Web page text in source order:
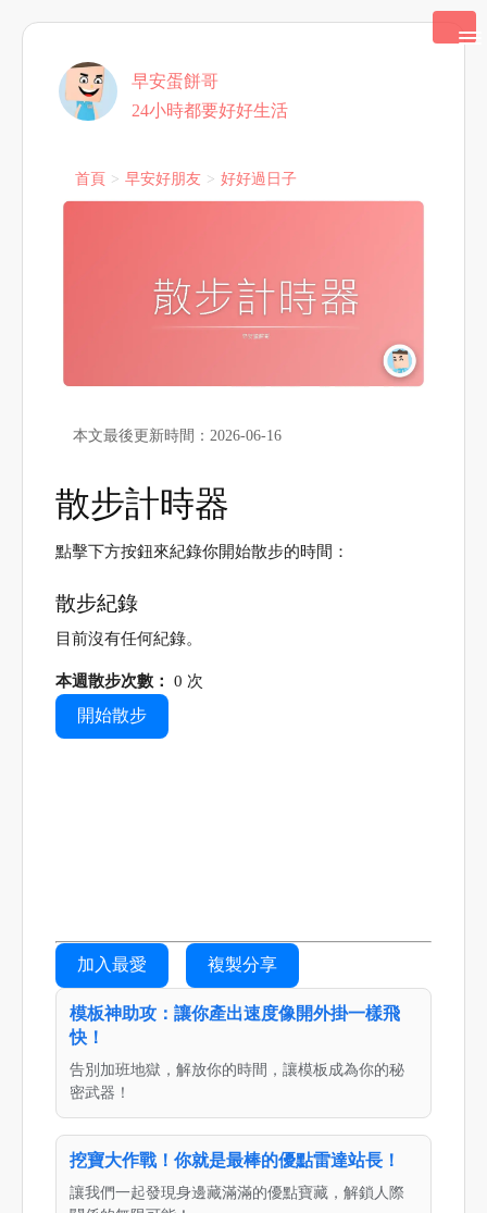
早安蛋餅哥
24小時都要好好生活
首頁 早安好朋友 好好過日子
本文最後更新時間：2026-06-16
散步計時器
點擊下方按鈕來紀錄你開始散步的時間：
散步紀錄
目前沒有任何紀錄。
本週散步次數： 0 次
開始散步
加入最愛 複製分享
模板神助攻：讓你產出速度像開外掛一樣飛
快！
告別加班地獄，解放你的時間，讓模板成為你的秘
密武器！
挖寶大作戰！你就是最棒的優點雷達站長！
讓我們一起發現身邊藏滿滿的優點寶藏，解鎖人際